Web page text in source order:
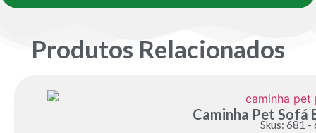
Produtos Relacionados
Caminha Pet Sofá
Skus: 681